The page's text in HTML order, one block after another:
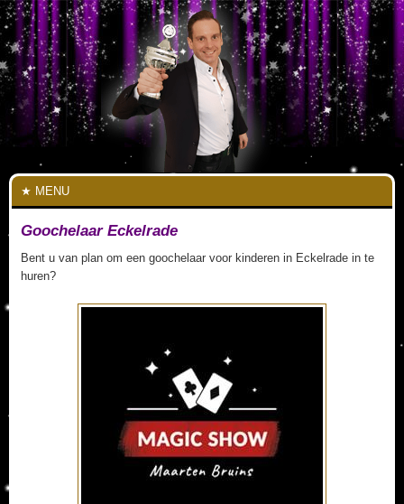
MENU
Goochelaar Eckelrade
Bent u van plan om een goochelaar voor kinderen in Eckelrade in te
huren?